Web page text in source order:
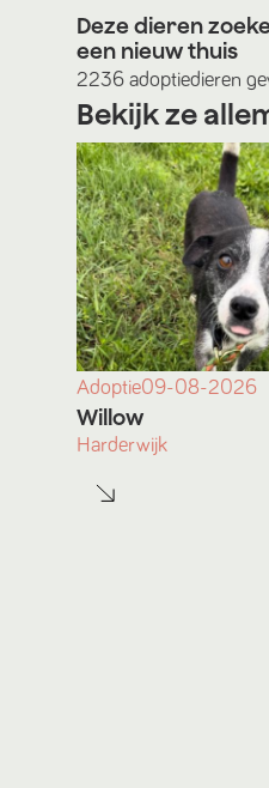
Deze dieren
een nieuw thuis
2236 adoptiedieren
Bekijk ze
Adoptie09-08-2026
Willow
Harderwijk